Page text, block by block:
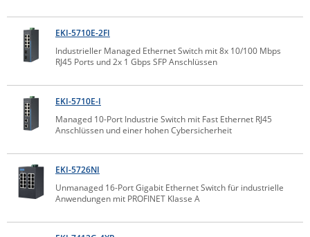
EKI-5710E-2FI
Industrieller Managed Ethernet Switch mit 8x 10/100 Mbps
RJ45 Ports und 2x 1 Gbps SFP Anschlüssen
EKI-5710E-I
Managed 10-Port Industrie Switch mit Fast Ethernet RJ45
Anschlüssen und einer hohen Cybersicherheit
EKI-5726NI
Unmanaged 16-Port Gigabit Ethernet Switch für industrielle
Anwendungen mit PROFINET Klasse A